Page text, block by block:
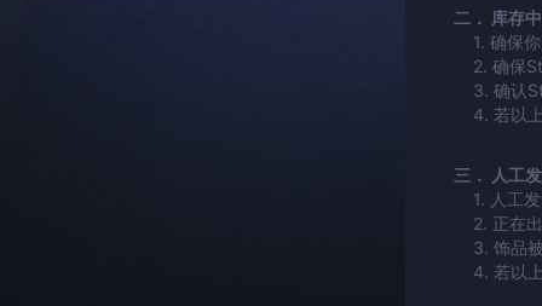
二． 库存
1. 确保你
2. 确保
3. 确认
4. 若以上
三． 人工
1. 人工发
2. 正在出
3. 饰品被
4. 若以上